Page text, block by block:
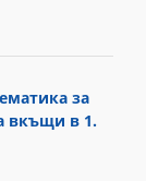
за
вкъщи в 1.